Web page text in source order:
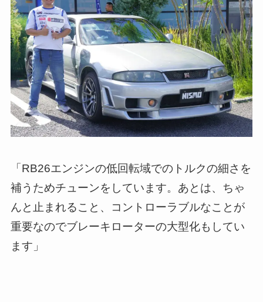
「RB26エンジンの低回転域でのトルクの細さを
補うためチューンをしています。あとは、ちゃ
んと止まれること、コントローラブルなことが
重要なのでブレーキローターの大型化もしてい
ます」